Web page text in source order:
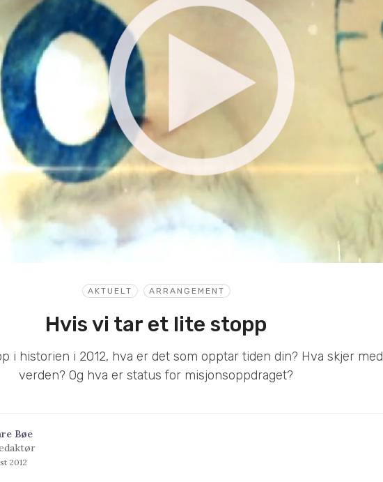
AKTUELT ARRANGEMENT
Hvis vi tar et lite stopp
i historien i 2012, hva er det som opptar tiden din? Hva skjer med
verden? Og hva er status for misjonsoppdraget?
Bøe
2012